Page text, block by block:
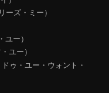
ーズ・ミー）
ユー）
ユー）
ドゥ・ユー・ウォント・